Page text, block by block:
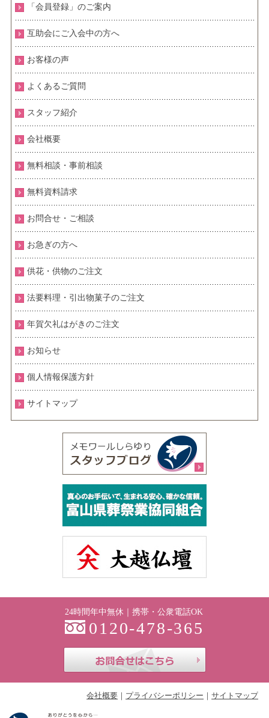
「会員登録」のご案内
互助会にご入会中の方へ
お客様の声
よくあるご質問
スタッフ紹介
会社概要
無料相談・事前相談
無料資料請求
お問合せ・ご相談
お急ぎの方へ
供花・供物のご注文
法要料理・引出物菓子のご注文
年賀欠礼はがきのご注文
お知らせ
個人情報保護方針
サイトマップ
24時間年中無休｜携帯・公衆電話OK
0120-478-365
会社概要 プライバシーポリシー サイトマップ